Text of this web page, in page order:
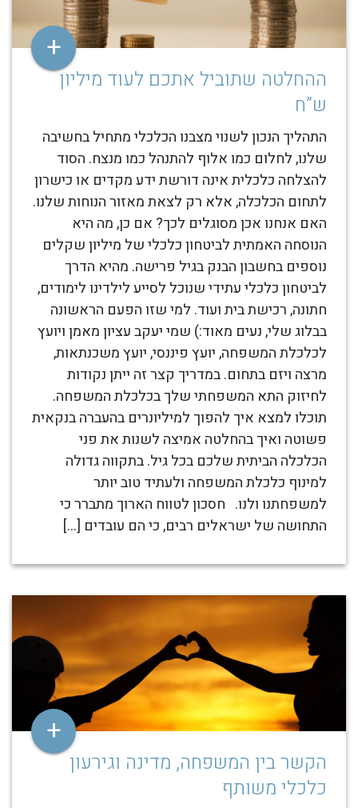
+
ההחלטה שתוביל אתכם לעוד מיליון
ש”ח
התהליך הנכון לשנוי מצבנו הכלכלי מתחיל בחשיבה
שלנו, לחלום כמו אלוף להתנהל כמו מנצח. הסוד
להצלחה כלכלית אינה דורשת ידע מקדים או כישרון
לתחום הכלכלה, אלא רק לצאת מאזור הנוחות שלנו.
האם אנחנו אכן מסוגלים לכך? אם כן, מה היא
הנוסחה האמתית לביטחון כלכלי של מיליון שקלים
נוספים בחשבון הבנק בגיל פרישה. מהיא הדרך
לביטחון כלכלי עתידי שנוכל לסייע לילדינו לימודים,
חתונה, רכישת בית ועוד. למי שזו הפעם הראשונה
בבלוג שלי, נעים מאוד:) שמי יעקב עציון מאמן ויועץ
לכלכלת המשפחה, יועץ פיננסי, יועץ משכנתאות,
מרצה ויזם בתחום. במדריך קצר זה ייתן נקודות
לחיזוק התא המשפחתי שלך בכלכלת המשפחה.
תוכלו למצא איך להפוך למיליונרים בהעברה בנקאית
פשוטה ואיך בהחלטה אמיצה לשנות את פני
הכלכלה הביתית שלכם בכל גיל. בתקווה גדולה
למינוף כלכלת המשפחה ולעתיד טוב יותר
למשפחתנו ולנו. חסכון לטווח הארוך מתברר כי
התחושה של ישראלים רבים, כי הם עובדים […]
+
הקשר בין המשפחה, מדינה וגירעון
כלכלי משותף